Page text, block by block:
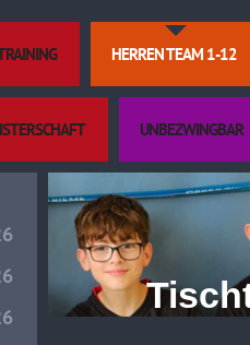
HERREN TEAM 1-12
UNBEZWINGBAR